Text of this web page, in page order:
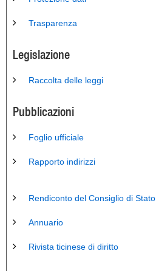
Trasparenza
Legislazione
Raccolta delle leggi
Pubblicazioni
Foglio ufficiale
Rapporto indirizzi
Rendiconto del Consiglio di Stato
Annuario
Rivista ticinese di diritto